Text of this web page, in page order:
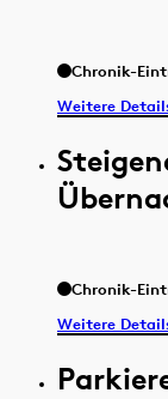
Chronik-
Weitere
Chronik-
Weitere